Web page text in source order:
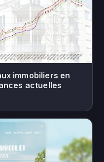
immobiliers en
actuelles